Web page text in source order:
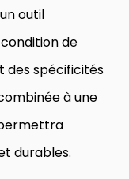
outil
de
des spécificités
à une
durables.